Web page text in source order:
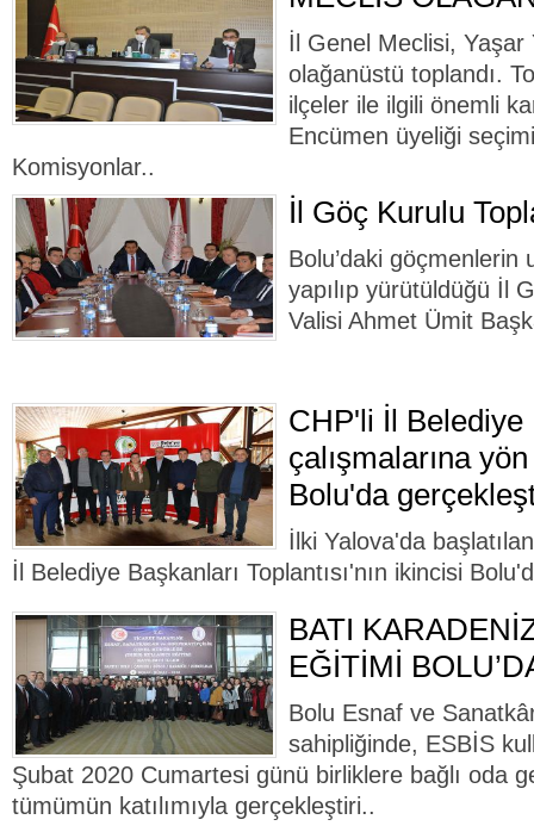
İl Genel Meclisi, Yaşar
olağanüstü toplandı.
ilçeler ile ilgili önemli
Encümen üyeliği
Komisyonlar..
İl Göç Kurulu
Bolu’daki göçmenlerin
yapılıp yürütüldüğü İl
Valisi Ahmet Ümit
CHP'li İl Belediye
çalışmalarına
Bolu'da
İlki Yalova'da
İl Belediye Başkanları Toplantısı'nın ikincisi
BATI
EĞİTİMİ
Bolu Esnaf ve
sahipliğinde, ESBİS
Şubat 2020 Cumartesi günü birliklere bağlı oda
tümümün katılımıyla gerçekleştiri..